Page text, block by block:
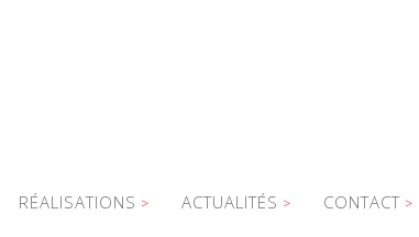
RÉALISATIONS ACTUALITÉS CONTACT